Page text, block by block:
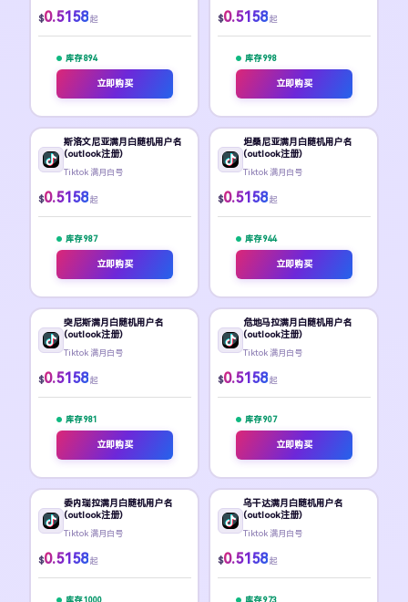
$0.5158 起
库存 894
立即购买
$0.5158 起
库存 998
立即购买
斯洛文尼亚满月白随机用户名
(outlook注册)
Tiktok 满月白号
$0.5158 起
库存 987
立即购买
坦桑尼亚满月白随机用户名
(outlook注册)
Tiktok 满月白号
$0.5158 起
库存 944
立即购买
突尼斯满月白随机用户名
(outlook注册)
Tiktok 满月白号
$0.5158 起
库存 981
立即购买
危地马拉满月白随机用户名
(outlook注册)
Tiktok 满月白号
$0.5158 起
库存 907
立即购买
委内瑞拉满月白随机用户名
(outlook注册)
Tiktok 满月白号
$0.5158 起
库存 1000
乌干达满月白随机用户名
(outlook注册)
Tiktok 满月白号
$0.5158 起
库存 973